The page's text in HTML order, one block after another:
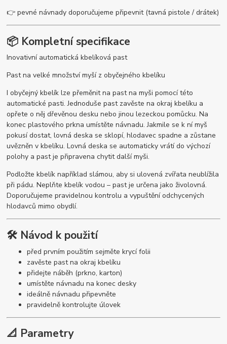
👉 pevné návnady doporučujeme připevnit (tavná pistole / drátek)
📦 Kompletní specifikace
Inovativní automatická kbelíková past
Past na velké množství myší z obyčejného kbelíku
I obyčejný kbelík lze přeměnit na past na myši pomocí této
automatické pasti. Jednoduše past zavěste na okraj kbelíku a
opřete o něj dřevěnou desku nebo jinou lezeckou pomůcku. Na
konec plastového prkna umístěte návnadu. Jakmile se k ní myš
pokusí dostat, lovná deska se sklopí, hlodavec spadne a zůstane
uvězněn v kbelíku. Lovná deska se automaticky vrátí do výchozí
polohy a past je připravena chytit další myši.
Podložte kbelík například slámou, aby si ulovená zvířata neublížila
při pádu. Neplňte kbelík vodou – past je určena jako živolovná.
Doporučujeme pravidelnou kontrolu a vypuštění odchycených
hlodavců mimo obydlí.
🛠️ Návod k použití
před prvním použitím sejměte krycí folii
zavěste past na okraj kbelíku
přidejte náběh (prkno, karton)
umístěte návnadu na konec desky
ideálně návnadu připevněte
pravidelně kontrolujte úlovek
📐 Parametry